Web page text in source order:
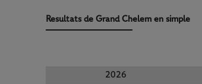
Resultats de Grand Chelem en simple
2026